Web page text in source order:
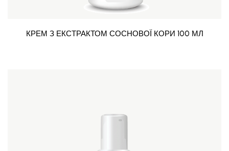
КРЕМ З ЕКСТРАКТОМ СОСНОВОЇ КОРИ 100 МЛ